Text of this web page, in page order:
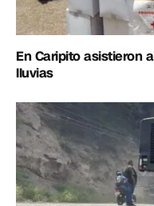
En Caripito asistieron
lluvias